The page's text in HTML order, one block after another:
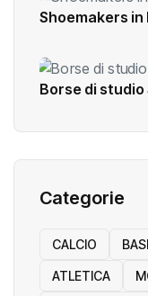
Shoemakers in
Borse di
Categorie
CALCIO
ATLETICA